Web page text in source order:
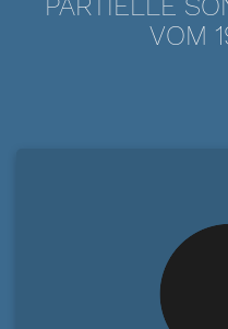
VOM